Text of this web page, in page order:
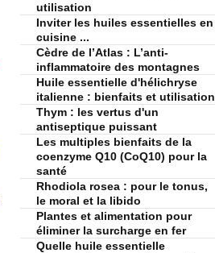
utilisation
Inviter les huiles essentielles en
cuisine ...
Cèdre de l’Atlas : L’anti-
inflammatoire des montagnes
Huile essentielle d'hélichryse
italienne : bienfaits et utilisation
Thym : les vertus d'un
antiseptique puissant
Les multiples bienfaits de la
coenzyme Q10 (CoQ10) pour la
santé
Rhodiola rosea : pour le tonus,
le moral et la libido
Plantes et alimentation pour
éliminer la surcharge en fer
Quelle huile essentielle